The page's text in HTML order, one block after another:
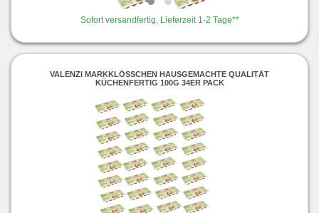
Sofort versandfertig, Lieferzeit 1-2 Tage**
VALENZI MARKKLÖSSCHEN HAUSGEMACHTE QUALITÄT K
ÜCHENFERTIG 100G 34ER PACK